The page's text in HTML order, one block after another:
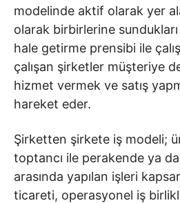
modelinde aktif olarak yer
olarak birbirlerine
hale getirme prensibi ile
çalışan şirketler müşteriye
hizmet vermek ve satış
hareket eder.
Şirketten şirkete iş modeli;
toptancı ile perakende ya
arasında yapılan işleri
ticareti, operasyonel iş